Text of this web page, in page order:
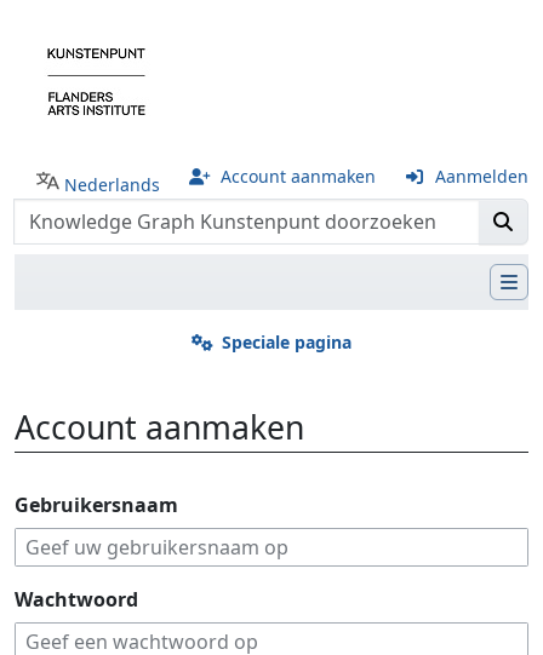
Nederlands Account aanmaken Aanmelden
Speciale pagina
Account aanmaken
Gebruikersnaam
Wachtwoord